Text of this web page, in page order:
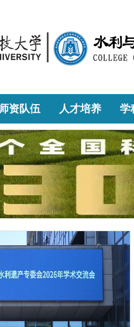
资队伍 人才培养 学